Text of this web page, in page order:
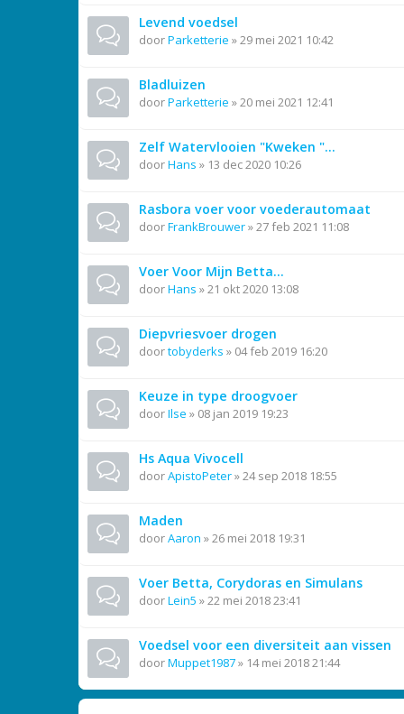
Levend voedsel
doorParketterie »29 mei 2021 10:42
Bladluizen
doorParketterie »20 mei 2021 12:41
Zelf Watervlooien "Kweken "...
doorHans » 13 dec 2020 10:26
Rasbora voer voor voederautomaat
doorFrankBrouwer»27 feb 2021 11:08
Voer Voor Mijn Betta...
doorHans »21 okt 2020 13:08
Diepvriesvoer drogen
doortobyderks » 04 feb 2019 16:20
Keuze in type droogvoer
doorIlse » 08 jan 2019 19:23
Hs Aqua Vivocell
doorApistoPeter»24 sep 2018 18:55
Maden
doorAaron »26 mei 2018 19:31
Voer Betta, Corydoras en Simulans
doorLein5 »22 mei 2018 23:41
Voedsel voor een diversiteit aan vissen
doorMuppet1987» 14 mei 2018 21:44